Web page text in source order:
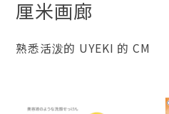
厘米画廊
熟悉活泼的 UYEKI 的 CM